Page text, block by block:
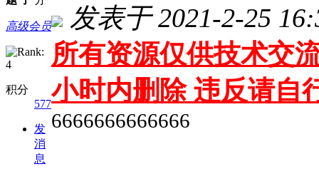
高级会员
积分
577
发
消
息
发表于 2021-2-25
所有资源仅供技术交
小时内删除 违反请自
6666666666666